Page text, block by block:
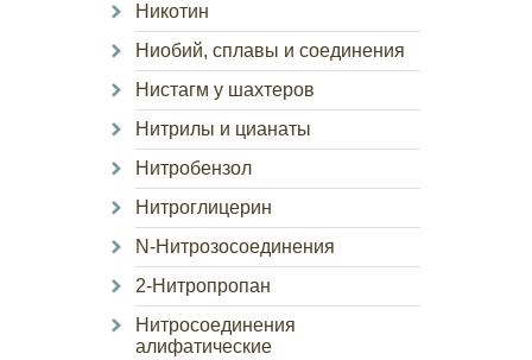
Никотин
Ниобий, сплавы и соединения
Нистагм у шахтеров
Нитрилы и цианаты
Нитробензол
Нитроглицерин
N-Нитрозосоединения
2-Нитропропан
Нитросоединения
алифатические